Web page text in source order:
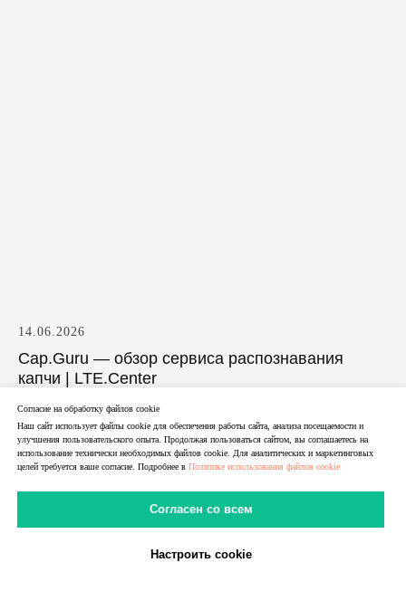
14.06.2026
Cap.Guru — обзор сервиса распознавания
капчи | LTE.Center
Обзор Cap.Guru: сервис распознавания капчи, API-
эмуляция RuCaptcha и AntiGate, browser plugins,
supported CAPTCHA types и цены. Разбираем, как
работает кап гуру и кому подходит сервис.
Согласие на обработку файлов cookie
Наш сайт использует файлы cookie для обеспечения работы сайта, анализа посещаемости и
улучшения пользовательского опыта. Продолжая пользоваться сайтом, вы соглашаетесь на
использование технически необходимых файлов cookie. Для аналитических и маркетинговых
целей требуется ваше согласие. Подробнее в Политике использования файлов cookie
Согласен со всем
Настроить cookie